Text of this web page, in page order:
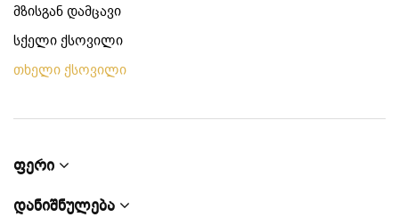
მზისგან დამცავი
სქელი ქსოვილი
თხელი ქსოვილი
ფერი
დანიშნულება